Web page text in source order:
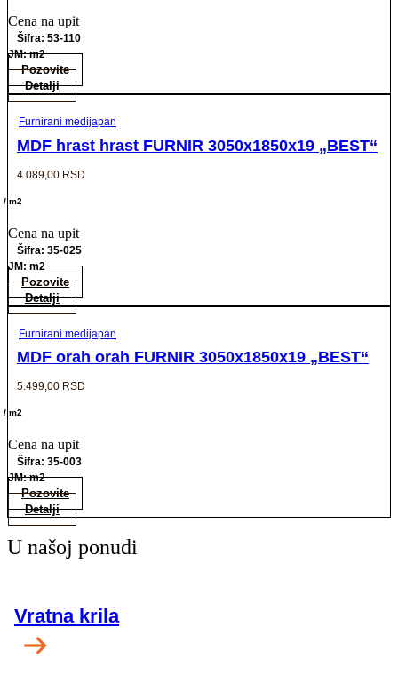
Cena na upit
Šifra: 53-110
JM: m2
Pozovite
Detalji
Furnirani medijapan
MDF hrast hrast FURNIR 3050x1850x19 „BEST“
4.089,00 RSD
/ m2
Cena na upit
Šifra: 35-025
JM: m2
Pozovite
Detalji
Furnirani medijapan
MDF orah orah FURNIR 3050x1850x19 „BEST“
5.499,00 RSD
/ m2
Cena na upit
Šifra: 35-003
JM: m2
Pozovite
Detalji
U našoj ponudi
Vratna krila